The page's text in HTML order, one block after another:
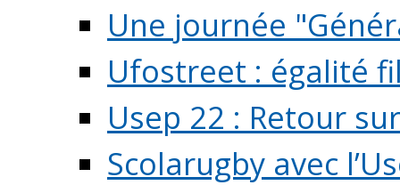
Une journée
Ufostreet : égalité
Usep 22 : Retour
Scolarugby avec